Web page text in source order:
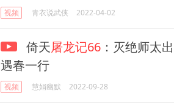
视频 青衣说武侠 2022-04-02
倚天屠龙记66 ：灭绝师太
遇春一行
视频 慧娟幽默 2022-09-28